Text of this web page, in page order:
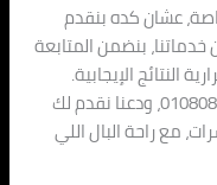
عشان كده بنقدم
بنضمن المتابعة
النتائج الإيجابية.
ماتترددش في التواصل معانا على 01080892037، ودعنا نقدم لك
مع راحة البال اللي